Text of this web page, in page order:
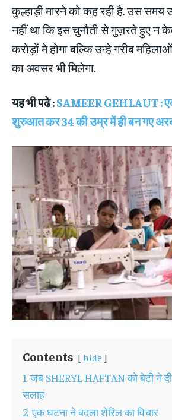
कुल्हाड़ी मारने को कह रही है. उस
नहीं था कि इस चुनौती से गुज़रते हुए न
करोड़ों मे होगा बल्कि उन्हे गरीब
का अवसर भी मिलेगा.
यह भी पढे :SAMEER GEHLAUT :
शुरुआत कर 34 की उम्र में ही बन गए
Contents hide
1 जब SHERYL HAFTAN को बेटी ने
सलाह
2 एक घटना ने बदला शेरिल का विचार